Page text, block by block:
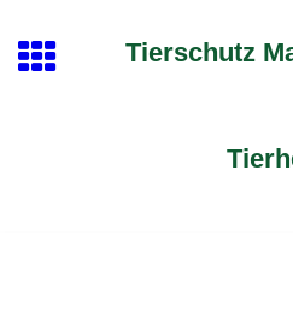
Tierschutz